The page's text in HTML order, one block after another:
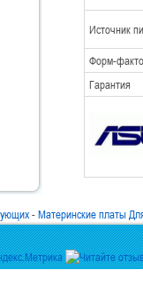
Источник
Форм-
Гарантия
-Материнские платы